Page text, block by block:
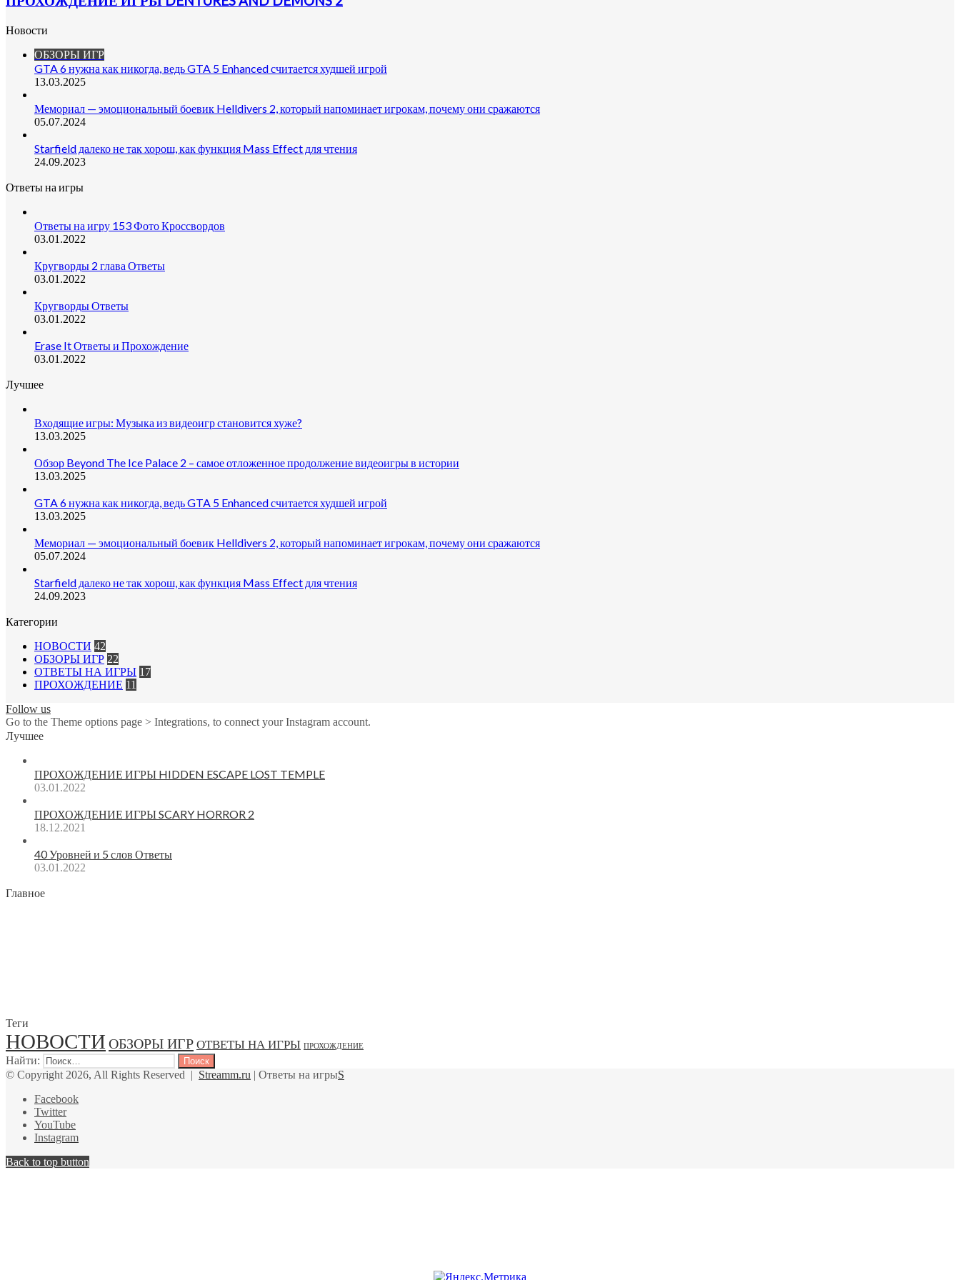
Новости
ОБЗОРЫ ИГР
GTA 6 нужна как никогда, ведь GTA 5 Enhanced считается худшей игрой
13.03.2025
Мемориал — эмоциональный боевик Helldivers 2, который напоминает игрокам, почему они сражаются
05.07.2024
Starfield далеко не так хорош, как функция Mass Effect для чтения
24.09.2023
Ответы на игры
Ответы на игру 153 Фото Кроссвордов
03.01.2022
Кругворды 2 глава Ответы
03.01.2022
Кругворды Ответы
03.01.2022
Erase It Ответы и Прохождение
03.01.2022
Лучшее
Входящие игры: Музыка из видеоигр становится хуже?
13.03.2025
Обзор Beyond The Ice Palace 2 – самое отложенное продолжение видеоигры в истории
13.03.2025
GTA 6 нужна как никогда, ведь GTA 5 Enhanced считается худшей игрой
13.03.2025
Мемориал — эмоциональный боевик Helldivers 2, который напоминает игрокам, почему они сражаются
05.07.2024
Starfield далеко не так хорош, как функция Mass Effect для чтения
24.09.2023
Категории
НОВОСТИ 42
ОБЗОРЫ ИГР 22
ОТВЕТЫ НА ИГРЫ 17
ПРОХОЖДЕНИЕ 11
Follow us
Go to the Theme options page > Integrations, to connect your Instagram account.
Лучшее
ПРОХОЖДЕНИЕ ИГРЫ HIDDEN ESCAPE LOST TEMPLE
03.01.2022
ПРОХОЖДЕНИЕ ИГРЫ SCARY HORROR 2
18.12.2021
40 Уровней и 5 слов Ответы
03.01.2022
Главное
Теги
НОВОСТИ ОБЗОРЫ ИГР ОТВЕТЫ НА ИГРЫ ПРОХОЖДЕНИЕ
Найти:
© Copyright 2026, All Rights Reserved | Streamm.ru | Ответы на игрыS
Facebook
Twitter
YouTube
Instagram
Back to top button